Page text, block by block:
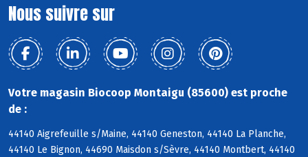
Nous suivre sur
Votre magasin Biocoop Montaigu (85600) est proche
de :
44140 Aigrefeuille s/Maine, 44140 Geneston, 44140 La Planche,
44140 Le Bignon, 44690 Maisdon s/Sèvre, 44140 Montbert, 44140